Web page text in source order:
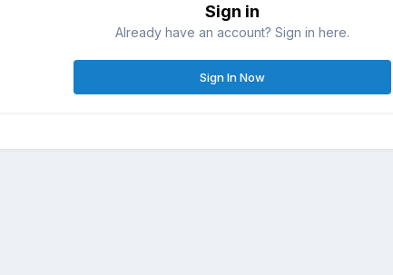
Sign in
Already have an account? Sign in here.
Sign In Now